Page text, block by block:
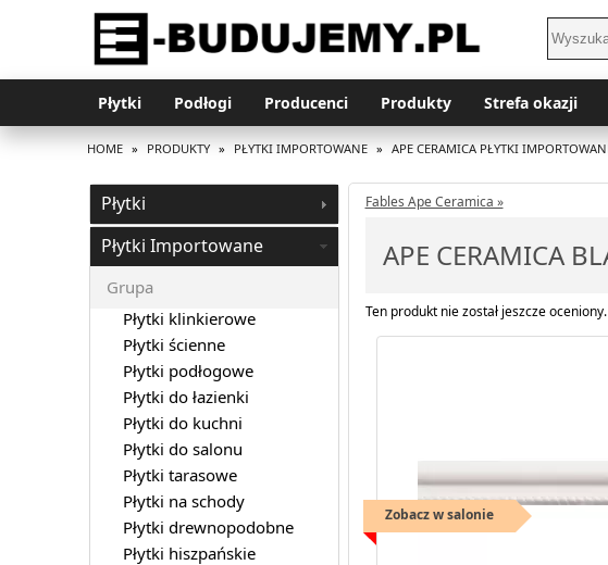
Płytki Podłogi Producenci Produkty Strefa okazji
HOME » PRODUKTY » PŁYTKI IMPORTOWANE » APE CERAMICA PŁYTKI
Fables Ape Ceramica »
APE CERAMICA
Ten produkt nie został jeszcze oceniony.
Zobacz w salonie
Płytki
Płytki Importowane
Grupa
Płytki klinkierowe
Płytki ścienne
Płytki podłogowe
Płytki do łazienki
Płytki do kuchni
Płytki do salonu
Płytki tarasowe
Płytki na schody
Płytki drewnopodobne
Płytki hiszpańskie